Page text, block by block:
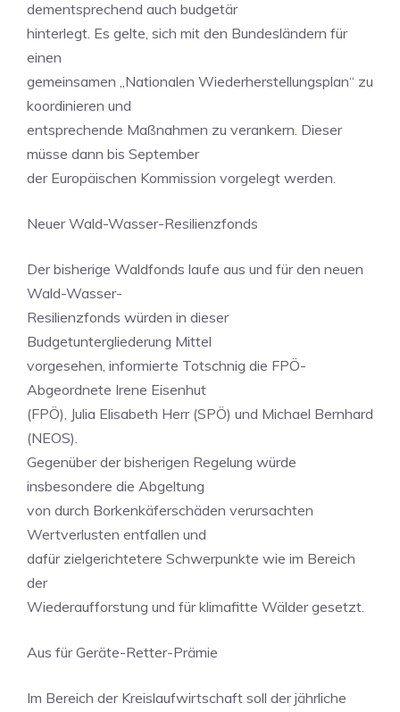
dementsprechend auch budgetär
hinterlegt. Es gelte, sich mit den Bundesländern für
einen
gemeinsamen „Nationalen Wiederherstellungsplan“ zu
koordinieren und
entsprechende Maßnahmen zu verankern. Dieser
müsse dann bis September
der Europäischen Kommission vorgelegt werden.
Neuer Wald-Wasser-Resilienzfonds
Der bisherige Waldfonds laufe aus und für den neuen
Wald-Wasser-
Resilienzfonds würden in dieser
Budgetuntergliederung Mittel
vorgesehen, informierte Totschnig die FPÖ-
Abgeordnete Irene Eisenhut
(FPÖ), Julia Elisabeth Herr (SPÖ) und Michael Bernhard
(NEOS).
Gegenüber der bisherigen Regelung würde
insbesondere die Abgeltung
von durch Borkenkäferschäden verursachten
Wertverlusten entfallen und
dafür zielgerichtetere Schwerpunkte wie im Bereich
der
Wiederaufforstung und für klimafitte Wälder gesetzt.
Aus für Geräte-Retter-Prämie
Im Bereich der Kreislaufwirtschaft soll der jährliche